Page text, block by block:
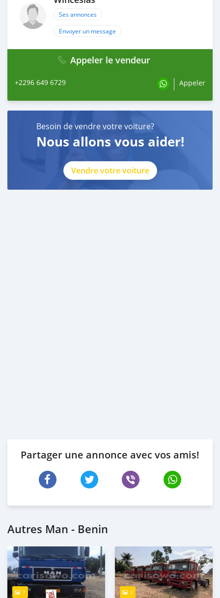
Ses annonces
Envoyer un message
Appeler le vendeur
+2296 649 6729 Appeler
Besoin de vendre votre voiture?
Nous allons vous aider!
Vendre votre voiture
Partager une annonce avec vos amis!
Autres Man - Benin
7 2